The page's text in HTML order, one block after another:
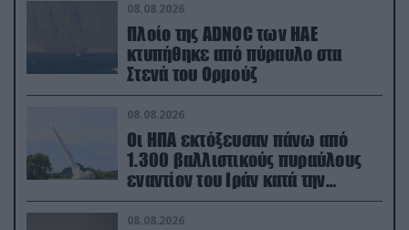
08.08.2026
Πλοίο της ADNOC των ΗΑΕ
κτυπήθηκε από πύραυλο στα
Στενά του Ορμούζ
08.08.2026
Οι ΗΠΑ εκτόξευσαν πάνω από
1.300 βαλλιστικούς πυραύλους
εναντίον του Ιράν κατά την
διάρκεια του πολέμου
08.08.2026